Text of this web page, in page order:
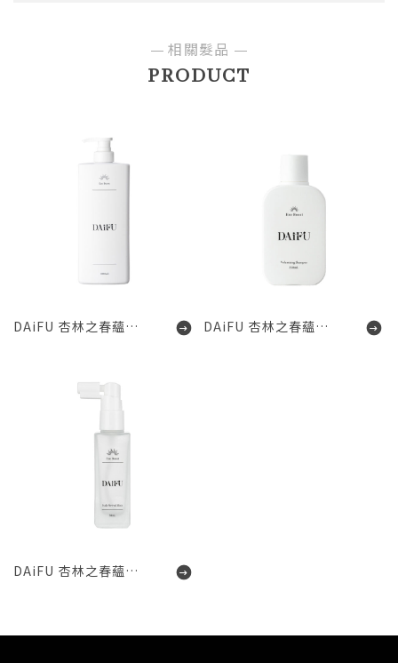
PRODUCT
相關髮品
DAiFU 杏林之春蘊育洗髮露 DAiFU 杏林之春蘊育洗髮露
DAiFU 杏林之春蘊育賦活晶萃